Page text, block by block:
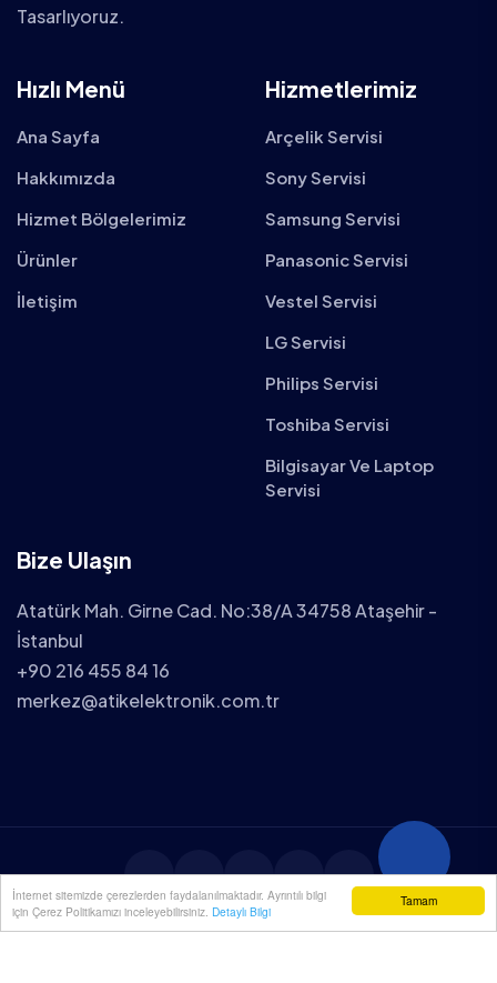
Tamam
İnternet sitemizde çerezlerden faydalanılmaktadır. Ayrıntılı bilgi
için Çerez Politikamızı inceleyebilirsiniz. Detaylı Bilgi
Tasarlıyoruz.
Hızlı Menü
Ana Sayfa
Hakkımızda
Hizmet Bölgelerimiz
Ürünler
İletişim
Hizmetlerimiz
Arçelik Servisi
Sony Servisi
Samsung Servisi
Panasonic Servisi
Vestel Servisi
LG Servisi
Philips Servisi
Toshiba Servisi
Bilgisayar Ve Laptop
Servisi
Bize Ulaşın
Atatürk Mah. Girne Cad. No:38/A 34758 Ataşehir -
İstanbul
+90 216 455 84 16
merkez@atikelektronik.com.tr
2025 ATİK ELEKTRONİK TÜM HAKLARI SAKLIDIR.